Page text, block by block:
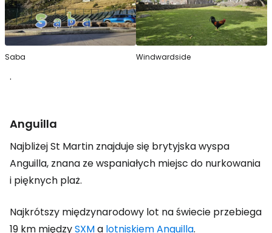
Saba Windwardside
.
Anguilla
Najbliżej St Martin znajduje się brytyjska wyspa
Anguilla, znana ze wspaniałych miejsc do nurkowania
i pięknych plaż.
Najkrótszy międzynarodowy lot na świecie przebiega
19 km międzySXMa lotniskiemAnguilla.